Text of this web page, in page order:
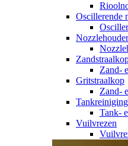
Oscillerende
Zand-
Gritstraalkop
Zand-
Tank-
Vuilvrezen